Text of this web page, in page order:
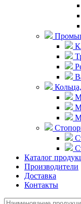
Каталог
Производители
Доставка
Контакты